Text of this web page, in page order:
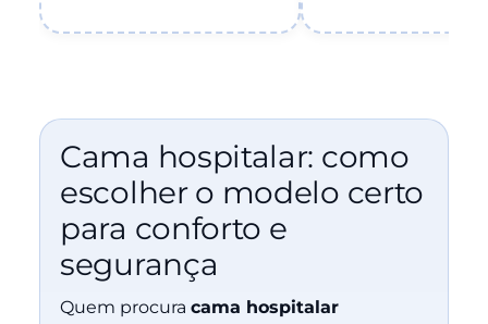
Cama hospitalar: como
escolher o modelo certo
para conforto e
segurança
Quem procura cama hospitalar